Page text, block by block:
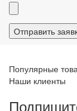
Популярные
Наши клиенты